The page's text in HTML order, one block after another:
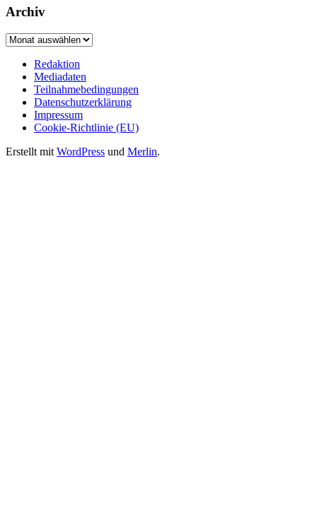
Archiv
Archiv
Redaktion
Mediadaten
Teilnahmebedingungen
Datenschutzerklärung
Impressum
Cookie-Richtlinie (EU)
Erstellt mit WordPress und Merlin.